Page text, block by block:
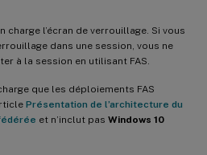
charge l’écran de verrouillage. Si vous
dans une session, vous ne
à la session en utilisant FAS.
que les déploiements FAS
Présentation de l’architecture du
et n’inclut pas Windows 10